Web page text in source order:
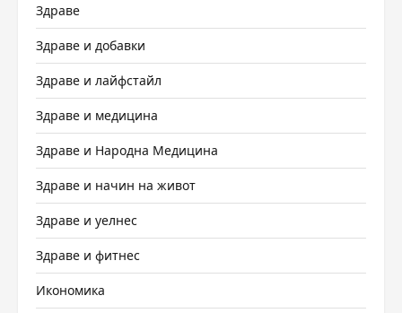
Здраве
Здраве и добавки
Здраве и лайфстайл
Здраве и медицина
Здраве и Народна Медицина
Здраве и начин на живот
Здраве и уелнес
Здраве и фитнес
Икономика